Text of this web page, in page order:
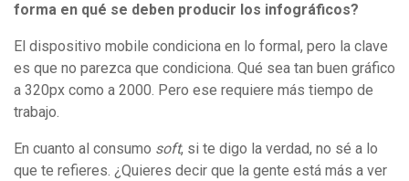
forma en qué se deben producir los infográficos?
El dispositivo mobile condiciona en lo formal, pero la clave
es que no parezca que condiciona. Qué sea tan buen gráfico
a 320px como a 2000. Pero ese requiere más tiempo de
trabajo.
En cuanto al consumo soft, si te digo la verdad, no sé a lo
que te refieres. ¿Quieres decir que la gente está más a ver